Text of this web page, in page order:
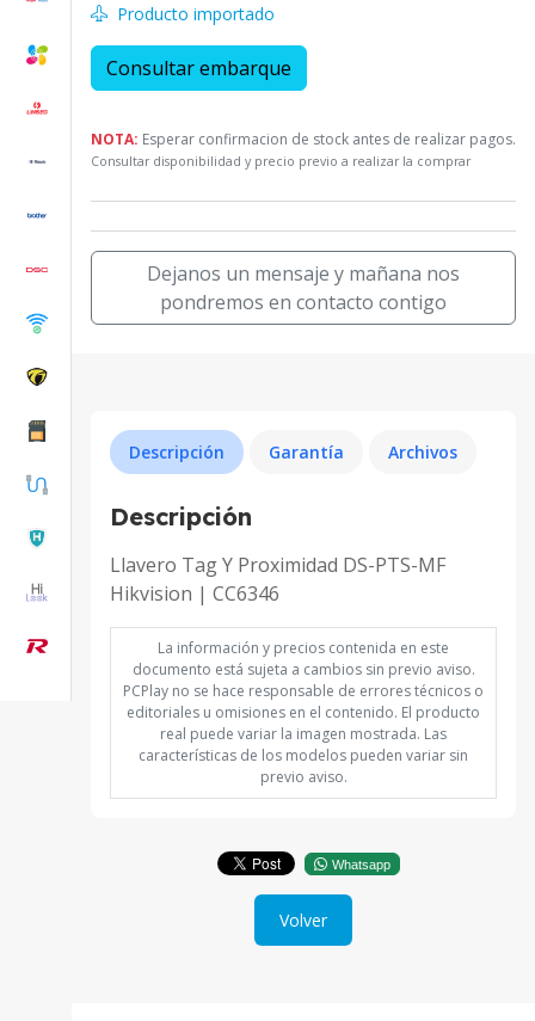
Producto importado
Consultar embarque
NOTA: Esperar confirmacion de stock antes de realizar pagos.
Consultar disponibilidad y precio previo a realizar la comprar
Dejanos un mensaje y mañana nos
pondremos en contacto contigo
Descripción Garantía Archivos
Descripción
Llavero Tag Y Proximidad DS-PTS-MF
Hikvision | CC6346
La información y precios contenida en este
documento está sujeta a cambios sin previo aviso.
PCPlay no se hace responsable de errores técnicos o
editoriales u omisiones en el contenido. El producto
real puede variar la imagen mostrada. Las
características de los modelos pueden variar sin
previo aviso.
Whatsapp
Volver